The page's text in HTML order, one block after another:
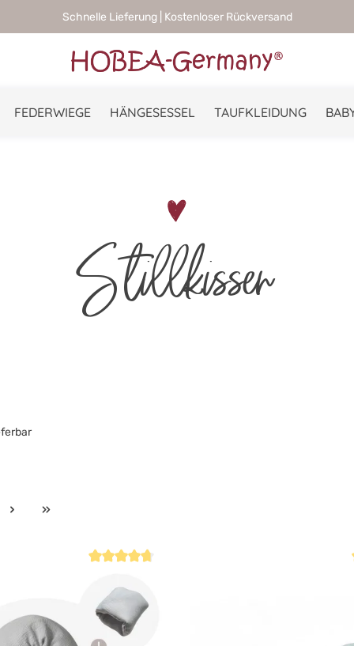
Schnelle Lieferung | Kostenloser Rückversand
FEDERWIEGE HÄNGESESSEL TAUFKLEIDUNG
Stillkissen